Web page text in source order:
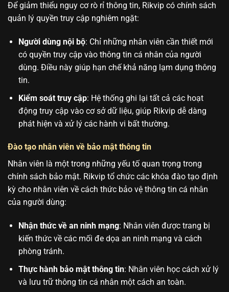
Để giảm thiểu nguy cơ rò rỉ thông tin, Rikvip có chính sách
quản lý quyền truy cập nghiêm ngặt:
Người dùng nội bộ: Chỉ những nhân viên cần thiết mới
có quyền truy cập vào thông tin cá nhân của người
dùng. Điều này giúp hạn chế khả năng lạm dụng thông
tin.
Kiểm soát truy cập: Hệ thống ghi lại tất cả các hoạt
động truy cập vào cơ sở dữ liệu, giúp Rikvip dễ dàng
phát hiện và xử lý các hành vi bất thường.
Đào tạo nhân viên về bảo mật thông tin
Nhân viên là một trong những yếu tố quan trọng trong
chính sách bảo mật. Rikvip tổ chức các khóa đào tạo định
kỳ cho nhân viên về cách thức bảo vệ thông tin cá nhân
của người dùng:
Nhận thức về an ninh mạng: Nhân viên được trang bị
kiến thức về các mối đe dọa an ninh mạng và cách
phòng tránh.
Thực hành bảo mật thông tin: Nhân viên học cách xử lý
và lưu trữ thông tin cá nhân một cách an toàn.